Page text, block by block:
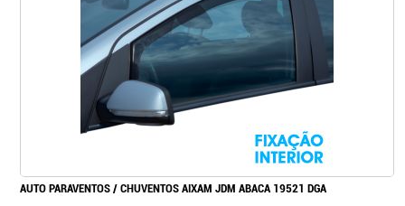
AUTO PARAVENTOS / CHUVENTOS AIXAM JDM ABACA 19521 DGA